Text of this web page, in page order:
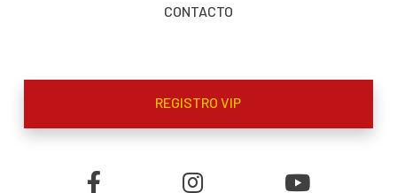
CONTACTO
REGISTRO VIP